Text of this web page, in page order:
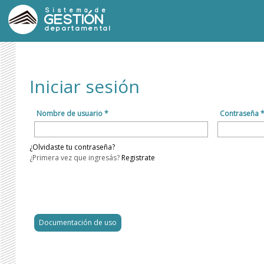
Sistema de
GESTIÓN
departamental
Iniciar sesión
Nombre de usuario * Contraseña *
¿Olvidaste tu contraseña?
¿Primera vez que ingresás?Registrate
Documentación de uso